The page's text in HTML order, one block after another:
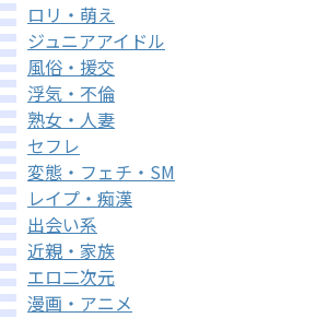
ロリ・萌え
ジュニアアイドル
風俗・援交
浮気・不倫
熟女・人妻
セフレ
変態・フェチ・SM
レイプ・痴漢
出会い系
近親・家族
エロ二次元
漫画・アニメ